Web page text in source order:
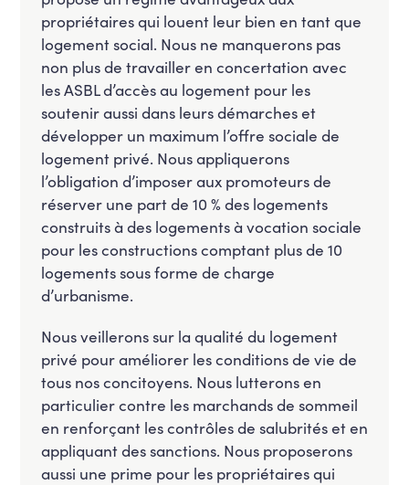
propriétaires qui louent leur bien en tant que
logement social. Nous ne manquerons pas
non plus de travailler en concertation avec
les ASBL d’accès au logement pour les
soutenir aussi dans leurs démarches et
développer un maximum l’offre sociale de
logement privé. Nous appliquerons
l’obligation d’imposer aux promoteurs de
réserver une part de 10 % des logements
construits à des logements à vocation sociale
pour les constructions comptant plus de 10
logements sous forme de charge
d’urbanisme.
Nous veillerons sur la qualité du logement
privé pour améliorer les conditions de vie de
tous nos concitoyens. Nous lutterons en
particulier contre les marchands de sommeil
en renforçant les contrôles de salubrités et en
appliquant des sanctions. Nous proposerons
aussi une prime pour les propriétaires qui